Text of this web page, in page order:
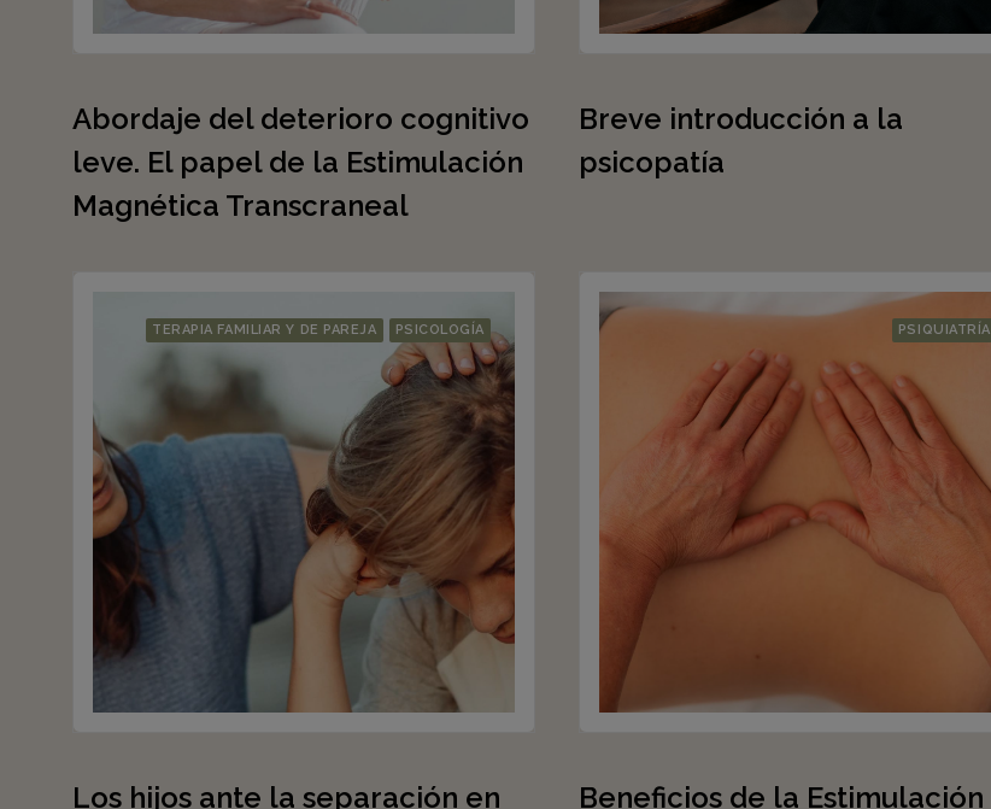
Abordaje del deterioro cognitivo
leve. El papel de la Estimulación
Magnética Transcraneal
Breve introducción a la
psicopatía
TERAPIA FAMILIAR Y DE PAREJA PSICOLOGÍA
Los hijos ante la separación en
PSIQUIATRÍA
Beneficios de la Estimulación